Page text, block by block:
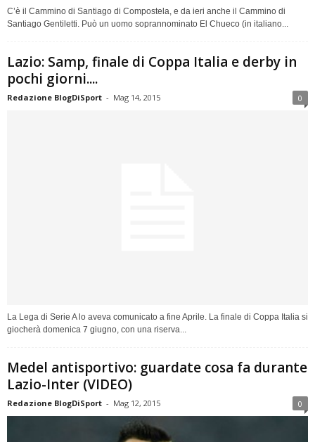
C’è il Cammino di Santiago di Compostela, e da ieri anche il Cammino di
Santiago Gentiletti. Può un uomo soprannominato El Chueco (in italiano...
Lazio: Samp, finale di Coppa Italia e derby in
pochi giorni....
Redazione BlogDiSport - Mag 14, 2015 0
La Lega di Serie A lo aveva comunicato a fine Aprile. La finale di Coppa Italia si
giocherà domenica 7 giugno, con una riserva...
Medel antisportivo: guardate cosa fa durante
Lazio-Inter (VIDEO)
Redazione BlogDiSport - Mag 12, 2015 0